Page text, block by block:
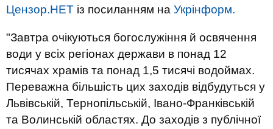
Цензор.НЕТ із посиланням на Укрінформ.
"Завтра очікуються богослужіння й освячення
води у всіх регіонах держави в понад 12
тисячах храмів та понад 1,5 тисячі водоймах.
Переважна більшість цих заходів відбудуться у
Львівській, Тернопільській, Івано-Франківській
та Волинській областях. До заходів з публічної